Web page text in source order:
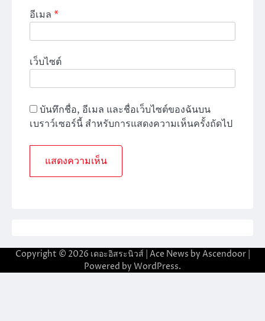
อีเมล *
เว็บไซต์
บันทึกชื่อ, อีเมล และชื่อเว็บไซต์ของฉันบน
เบราว์เซอร์นี้ สำหรับการแสดงความเห็นครั้งถัดไป
Copyright © 2026 เดอะอิสระนิวส์ | Ace News by Ascendoor|
Powered by WordPress.